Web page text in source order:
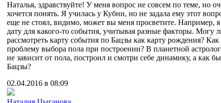
Наталья, здравствуйте! У меня вопрос не совсем по теме, но
хочется понять. Я училась у Кубни, но не задала ему этот
еще не стоял, видимо, может вы меня просветите. Например,
дату для какого-то события, учитывая разные факторы. Могу
рассмотреть карту события по Бацзы как карту рождения?
проблему выбора пола при построении? В планетной
не зависит от пола, построил и смотри себе динамику, а как
Бацзы?
02.04.2016 в 08:09